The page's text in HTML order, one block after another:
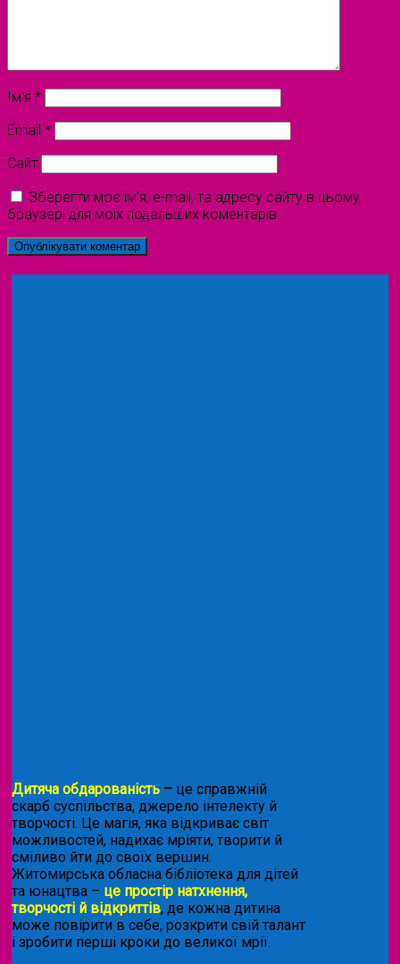
Ім'я *
Email *
Сайт
Зберегти моє ім'я, e-mail, та адресу сайту в цьому
браузері для моїх подальших коментарів.
Дитяча обдарованість – це справжній
скарб суспільства, джерело інтелекту й
творчості. Це магія, яка відкриває світ
можливостей, надихає мріяти, творити й
сміливо йти до своїх вершин.
Житомирська обласна бібліотека для дітей
та юнацтва – це простір натхнення,
творчості й відкриттів, де кожна дитина
може повірити в себе, розкрити свій талант
і зробити перші кроки до великої мрії.